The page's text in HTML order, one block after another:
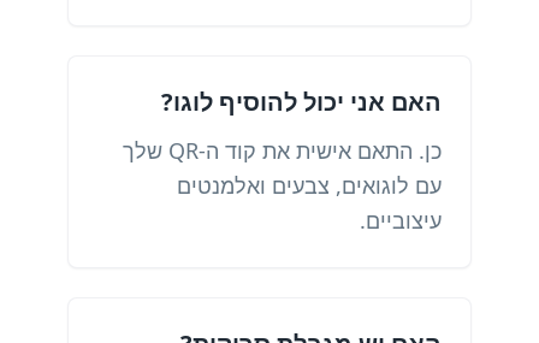
האם אני יכול להוסיף לוגו?
כן. התאם אישית את קוד ה-QR שלך
עם לוגואים, צבעים ואלמנטים
עיצוביים.